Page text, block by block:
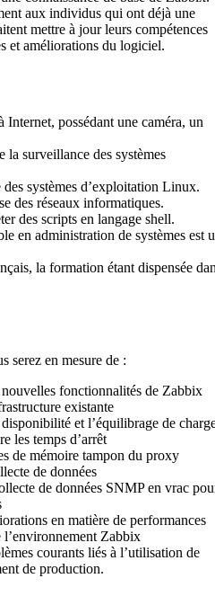
aux individus qui ont déjà une
mettre à jour leurs compétences
et améliorations du logiciel.
possédant une caméra, un
la surveillance des systèmes
systèmes d’exploitation Linux.
des réseaux informatiques.
des scripts en langage shell.
en administration de systèmes est
la formation étant dispensée
serez en mesure de :
fonctionnalités de Zabbix
existante
et l’équilibrage de
les temps d’arrêt
de mémoire tampon du proxy
de données
de données SNMP en vrac
en matière de performances
Zabbix
courants liés à l’utilisation de
de production.